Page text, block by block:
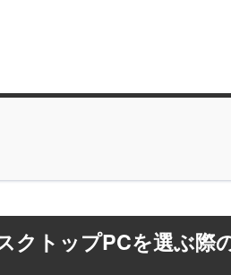
クトップPCを選ぶ際